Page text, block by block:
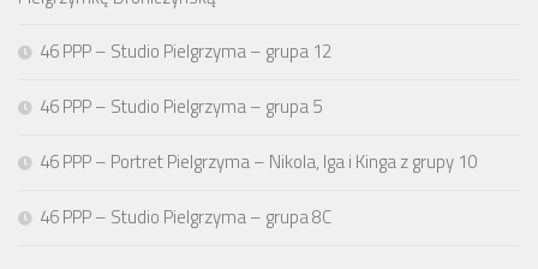
46 PPP – Studio Pielgrzyma – grupa 12
46 PPP – Studio Pielgrzyma – grupa 5
46 PPP – Portret Pielgrzyma – Nikola, Iga i Kinga z grupy 10
46 PPP – Studio Pielgrzyma – grupa 8C